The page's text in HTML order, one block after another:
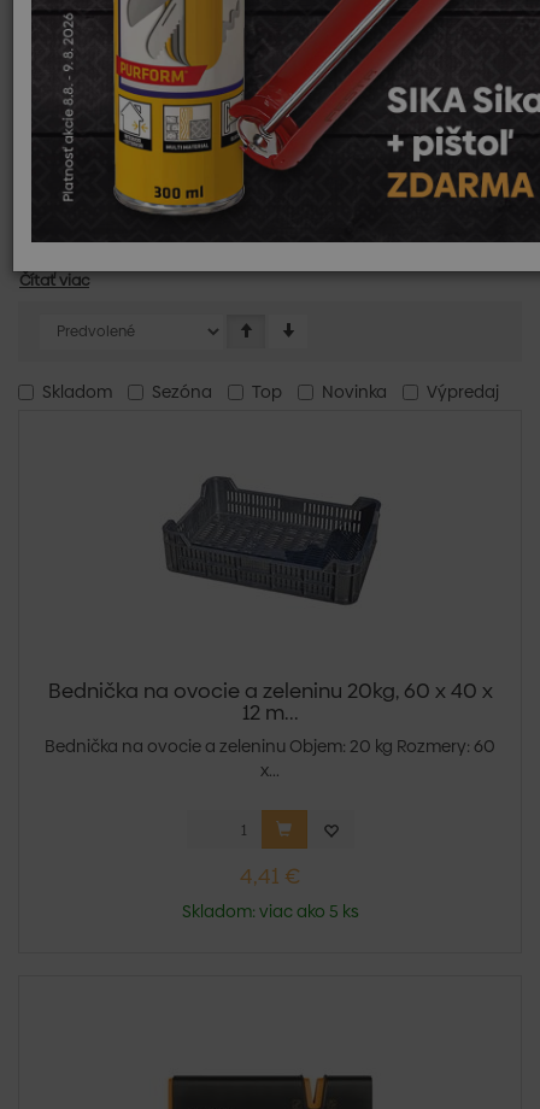
Hospodárske náradie
Hospodárske náradie je základným pomocníkom pri rôznych
prácach v záhrade, na dvore či vo vinohradoch. Náš sortiment
zahŕňa:
Rýle
: na kopanie a prácu s pôdou.
Vidly
: ideálne pre manipuláciu so senom, slamou či
kompostom.
: na vyrovnávanie a úpravu terénu, zber lístia a
trávy.
Čítať viac
Skladom Sezóna Top Novinka Výpredaj
Bednička na ovocie a zeleninu 20kg, 60 x 40 x
12 m...
Bednička na ovocie a zeleninu Objem: 20 kg Rozmery: 60
x...
4,41 €
Skladom: viac ako 5 ks